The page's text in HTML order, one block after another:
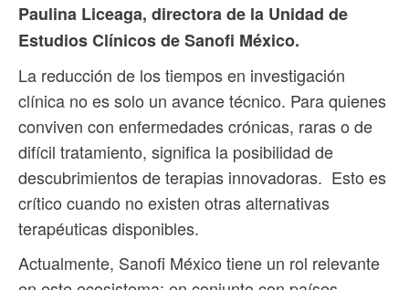
Paulina Liceaga, directora de la Unidad de
Estudios Clínicos de Sanofi México.
La reducción de los tiempos en investigación
clínica no es solo un avance técnico. Para quienes
conviven con enfermedades crónicas, raras o de
difícil tratamiento, significa la posibilidad de
descubrimientos de terapias innovadoras. Esto es
crítico cuando no existen otras alternativas
terapéuticas disponibles.
Actualmente, Sanofi México tiene un rol relevante